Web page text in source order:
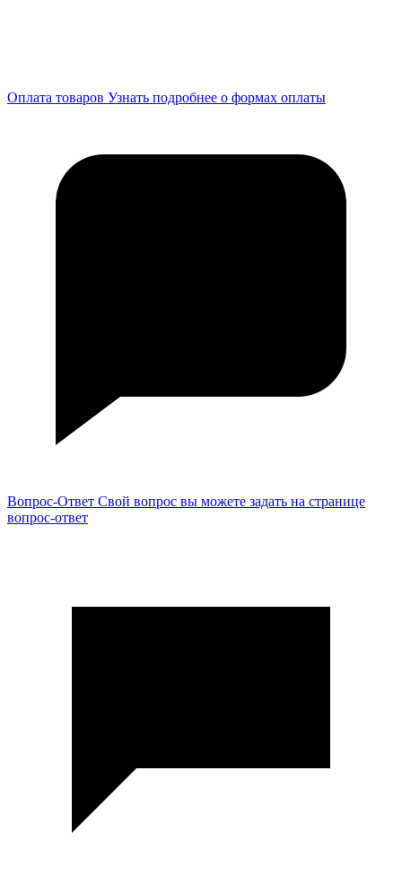
Оплата товаров Узнать подробнее о формах оплаты
Вопрос-Ответ Свой вопрос вы можете задать на странице
вопрос-ответ